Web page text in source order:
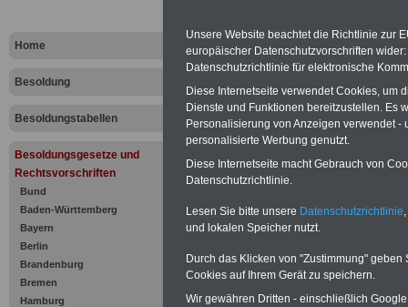
Home
Besoldung
Besoldungstabellen
Besoldungsgesetze und
Rechtsvorschriften
Bund
Baden-Württemberg
Bayern
Berlin
Brandenburg
Bremen
Hamburg
Landes
Amt
Unsere Website beachtet die Richtlinie zur
europäischer Datenschutzvorschriften
Datenschutzrichtlinie für elektronische
Diese Internetseite verwendet Cookies, um
Dienste und Funktionen bereitzustellen. Es
Personalisierung von Anzeigen verwendet
personalisierte Werbung genutzt.
Diese Internetseite macht Gebrauch von
Datenschutzrichtlinie.
Lesen Sie bitte unsere Datenschutzrichtlinie
und lokalen Speicher nutzt.
Durch das Klicken von "Zustimmung"
Cookies auf Ihrem Gerät zu speichern.
Wir gewähren Dritten - einschließlich